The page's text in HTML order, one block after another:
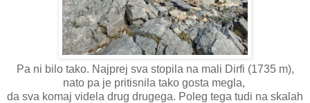
Pa ni bilo tako. Najprej sva stopila na mali Dirfi (1735 m),
nato pa je pritisnila tako gosta megla,
da sva komaj videla drug drugega. Poleg tega tudi na skalah